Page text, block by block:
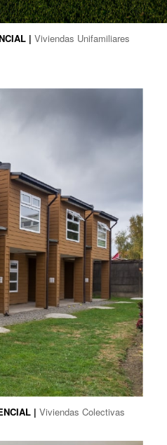
| Viviendas Unifamiliares
| Viviendas Colectivas